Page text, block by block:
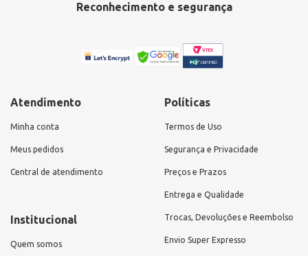
Reconhecimento e segurança
Atendimento
Minha conta
Meus pedidos
Central de atendimento
Institucional
Quem somos
Políticas
Termos de Uso
Segurança e Privacidade
Preços e Prazos
Entrega e Qualidade
Trocas, Devoluções e Reembolso
Envio Super Expresso